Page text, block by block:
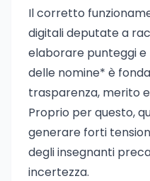
Il corretto
digitali deputate a
elaborare punteggi
delle nomine* è
trasparenza, merito
Proprio per questo,
generare forti
degli insegnanti
incertezza.